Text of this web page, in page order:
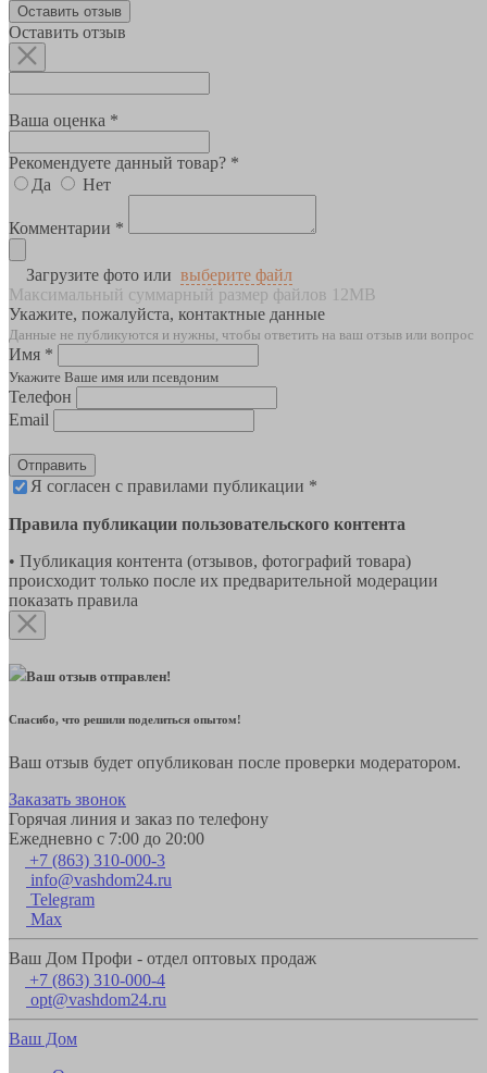
Оставить отзыв
Оставить отзыв
Ваша оценка *
Рекомендуете данный товар? *
Да
Нет
Комментарии *
Загрузите фото или выберите файл
Максимальный суммарный размер файлов 12MB
Укажите, пожалуйста, контактные данные
Данные не публикуются и нужны, чтобы ответить на ваш отзыв или вопрос
Имя *
Укажите Ваше имя или псевдоним
Телефон
Email
Отправить
Я согласен с правилами публикации *
Правила публикации пользовательского контента
• Публикация контента (отзывов, фотографий товара)
происходит только после их предварительной модерации
показать правила
Ваш отзыв отправлен!
Спасибо, что решили поделиться опытом!
Ваш отзыв будет опубликован после проверки модератором.
Заказать звонок
Горячая линия и заказ по телефону
Ежедневно с 7:00 до 20:00
+7 (863) 310-000-3
info@vashdom24.ru
Telegram
Max
Ваш Дом Профи - отдел оптовых продаж
+7 (863) 310-000-4
opt@vashdom24.ru
Ваш Дом